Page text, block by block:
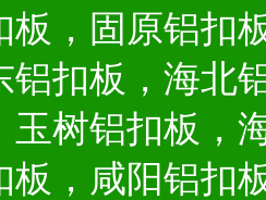
板，固原铝扣
铝扣板，海北
玉树铝扣板，
板，咸阳铝扣